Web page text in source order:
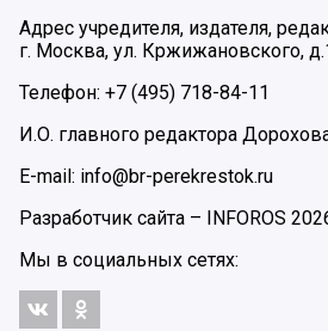
Адрес учредителя, издателя,
г. Москва, ул. Кржижановского,
Телефон: +7 (495) 718-84-11
И.О. главного редактора
E-mail: info@br-perekrestok.ru
Разработчик сайта –
INFOROS
Мы в социальных сетях: